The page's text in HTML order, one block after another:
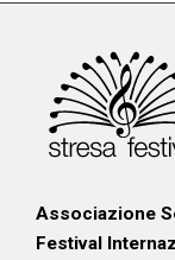
Associazione
Festival